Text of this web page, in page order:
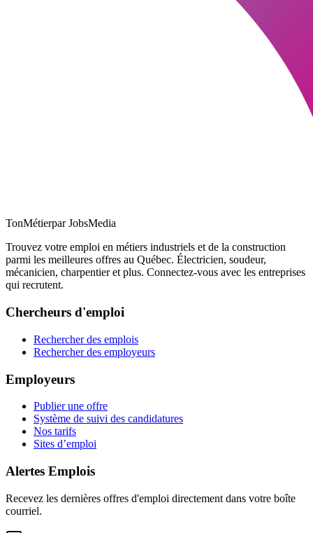
TonMétierpar JobsMedia
Trouvez votre emploi en métiers industriels et de la construction
parmi les meilleures offres au Québec. Électricien, soudeur,
mécanicien, charpentier et plus. Connectez-vous avec les entreprises
qui recrutent.
Chercheurs d'emploi
Rechercher des emplois
Rechercher des employeurs
Employeurs
Publier une offre
Système de suivi des candidatures
Nos tarifs
Sites d’emploi
Alertes Emplois
Recevez les dernières offres d'emploi directement dans votre boîte
courriel.